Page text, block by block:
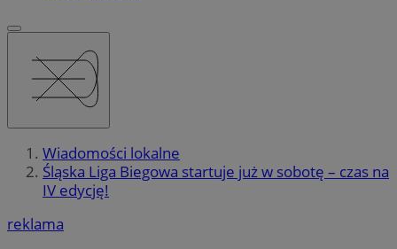
Wiadomości lokalne
Śląska Liga Biegowa startuje już w sobotę – czas na
IV edycję!
reklama